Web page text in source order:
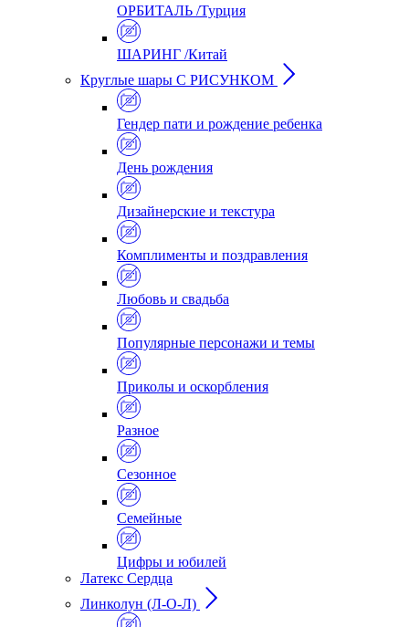
ОРБИТАЛЬ /Турция
ШАРИНГ /Китай
Круглые шары С РИСУНКОМ
Гендер пати и рождение ребенка
День рождения
Дизайнерские и текстура
Комплименты и поздравления
Любовь и свадьба
Популярные персонажи и темы
Приколы и оскорбления
Разное
Сезонное
Семейные
Цифры и юбилей
Латекс Сердца
Линколун (Л-О-Л)